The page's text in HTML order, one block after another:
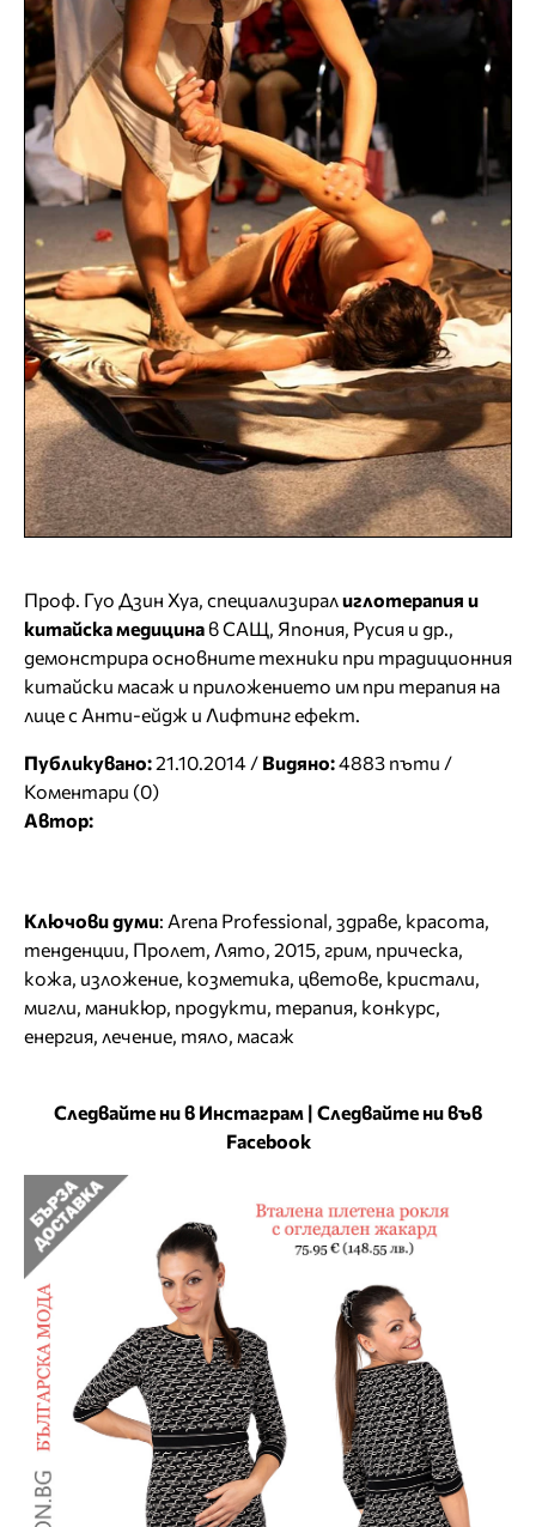
Проф. Гуо Дзин Хуа, специализиралиглотерапия и
китайска медицина в САЩ, Япония, Русия и др.,
демонстрира основните техники при традиционния
китайски масаж и приложението им при терапия на
лице с Анти-ейдж и Лифтинг ефект.
Публикувано:21.10.2014 / Видяно:4883 пъти /
Коментари (0)
Автор:
Ключови думи: Arena Professional, здраве, красота,
тенденции, Пролет, Лято, 2015, грим, прическа,
кожа, изложение, козметика, цветове, кристали,
мигли, маникюр, продукти, терапия, конкурс,
енергия, лечение, тяло, масаж
Следвайте ни в Инстаграм | Следвайте ни във
Facebook